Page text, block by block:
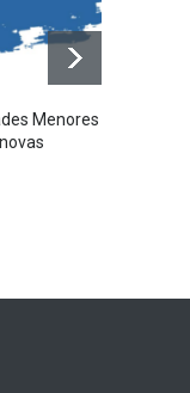
Menores